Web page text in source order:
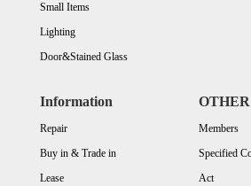
Small Items
Lighting
Door&Stained Glass
Information
Repair
Buy in & Trade in
Lease
OTHER
Members
Specified
Act